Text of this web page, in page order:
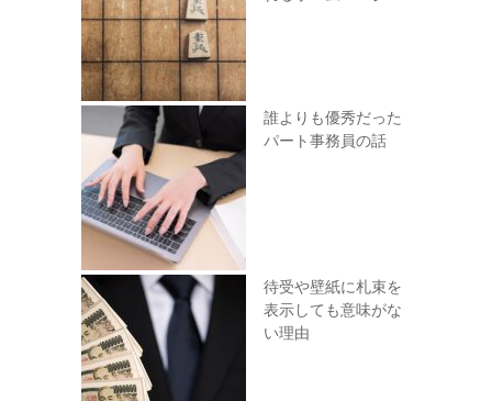
誰よりも優秀だった
パート事務員の話
待受や壁紙に札束を
表示しても意味がな
い理由